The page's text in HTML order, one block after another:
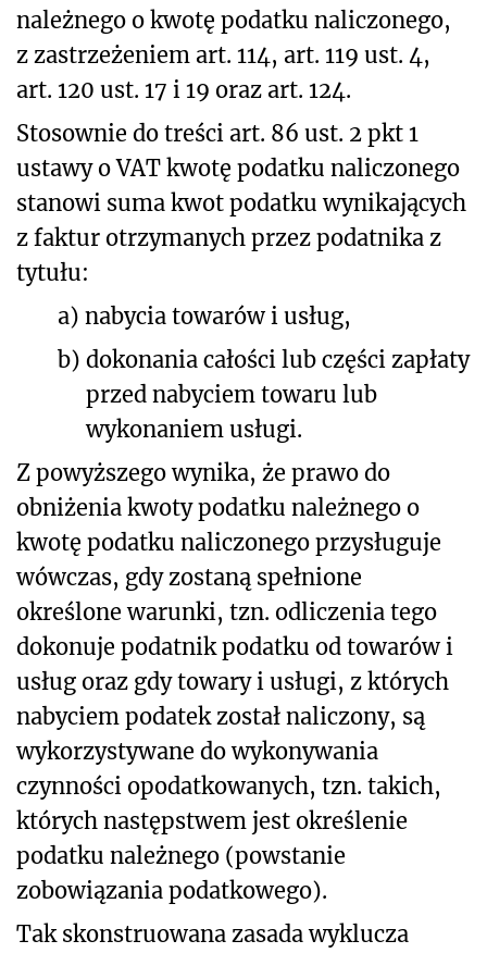
należnego o kwotę podatku naliczonego,
z zastrzeżeniem art. 114, art. 119 ust. 4,
art. 120 ust. 17 i 19 oraz art. 124.
Stosownie do treści art. 86 ust. 2 pkt 1
ustawy o VAT kwotę podatku naliczonego
stanowi suma kwot podatku wynikających
z faktur otrzymanych przez podatnika z
tytułu:
a) nabycia towarów i usług,
b) dokonania całości lub części zapłaty
przed nabyciem towaru lub
wykonaniem usługi.
Z powyższego wynika, że prawo do
obniżenia kwoty podatku należnego o
kwotę podatku naliczonego przysługuje
wówczas, gdy zostaną spełnione
określone warunki, tzn. odliczenia tego
dokonuje podatnik podatku od towarów i
usług oraz gdy towary i usługi, z których
nabyciem podatek został naliczony, są
wykorzystywane do wykonywania
czynności opodatkowanych, tzn. takich,
których następstwem jest określenie
podatku należnego (powstanie
zobowiązania podatkowego).
Tak skonstruowana zasada wyklucza